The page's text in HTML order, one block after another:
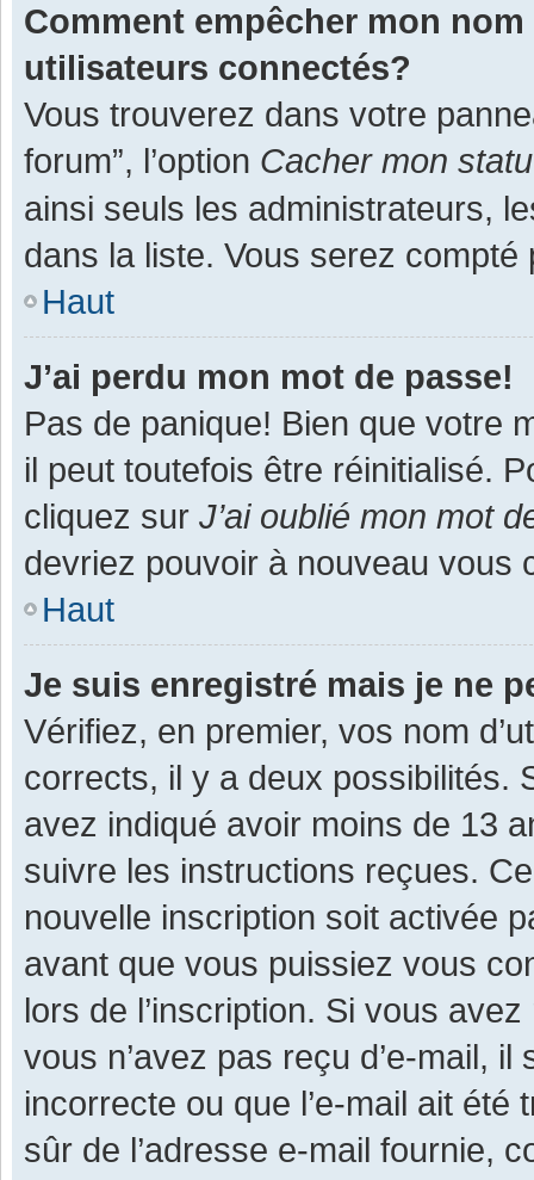
Comment empêcher mon
utilisateurs connectés?
Vous trouverez dans votre
forum”, l’option Cacher mon
ainsi seuls les administrateurs,
dans la liste. Vous serez
Haut
J’ai perdu mon mot de passe!
Pas de panique! Bien que votre
il peut toutefois être réinitialisé.
cliquez sur J’ai oublié mon mot
devriez pouvoir à nouveau vous
Haut
Je suis enregistré mais je ne
Vérifiez, en premier, vos nom
corrects, il y a deux possibilités.
avez indiqué avoir moins de 13
suivre les instructions reçues.
nouvelle inscription soit activée
avant que vous puissiez vous
lors de l’inscription. Si vous
vous n’avez pas reçu d’e-mail,
incorrecte ou que l’e-mail ait
sûr de l’adresse e-mail fournie,